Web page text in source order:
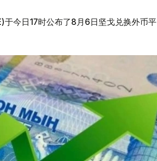
于今日17时公布了8月6日坚戈兑换外币平